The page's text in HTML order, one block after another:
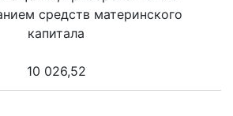
средств материнского
капитала
10 026,52